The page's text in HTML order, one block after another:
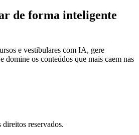
de forma inteligente
e vestibulares com IA, gere
domine os conteúdos que mais caem nas
reservados.